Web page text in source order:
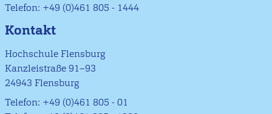
Telefon: +49 (0)461 805 - 1444
Kontakt
Hochschule Flensburg
Kanzleistraße 91–93
24943 Flensburg
Telefon: +49 (0)461 805 - 01